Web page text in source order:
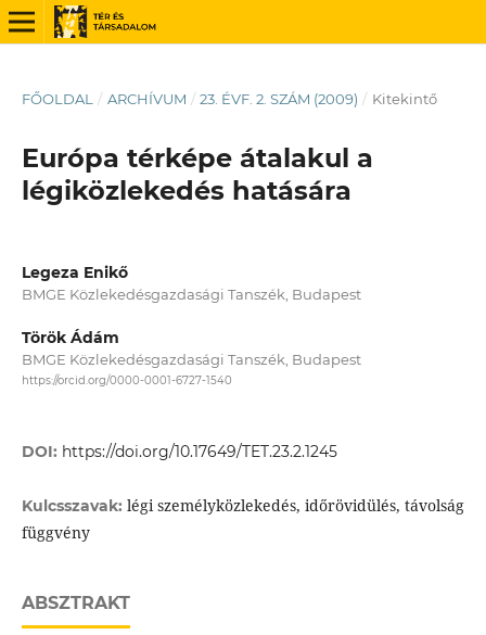
FŐOLDAL / ARCHÍVUM / 23. ÉVF. 2. SZÁM (2009) / Kitekintő
Európa térképe átalakul a
légiközlekedés hatására
Legeza Enikő
BMGE Közlekedésgazdasági Tanszék, Budapest
Török Ádám
BMGE Közlekedésgazdasági Tanszék, Budapest
https://orcid.org/0000-0001-6727-1540
DOI: https://doi.org/10.17649/TET.23.2.1245
Kulcsszavak: légi személyközlekedés, időrövidülés, távolság
függvény
ABSZTRAKT